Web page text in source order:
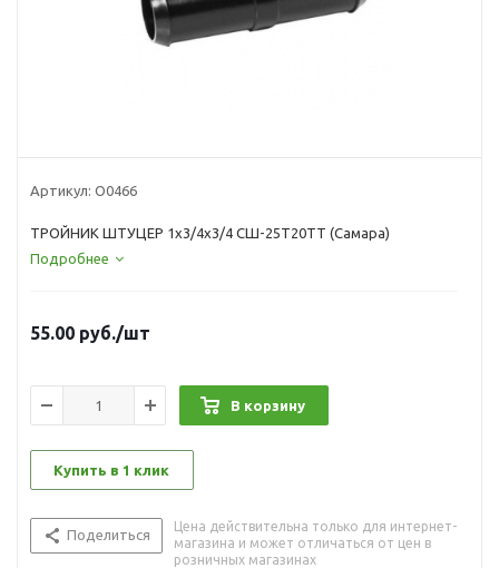
Артикул: О0466
ТРОЙНИК ШТУЦЕР 1х3/4х3/4 СШ-25Т20ТТ (Самара)
Подробнее
55.00 руб./шт
В корзину
Купить в 1 клик
Поделиться
Цена действительна только для интернет-
магазина и может отличаться от цен в
розничных магазинах